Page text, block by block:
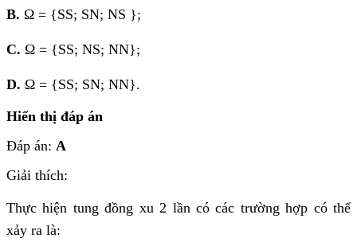
B. Ω = {SS; SN; NS };
C. Ω = {SS; NS; NN};
D. Ω = {SS; SN; NN}.
Hiển thị đáp án
Đáp án: A
Giải thích:
Thực hiện tung đồng xu 2 lần có các trường hợp có thể
xảy ra là: